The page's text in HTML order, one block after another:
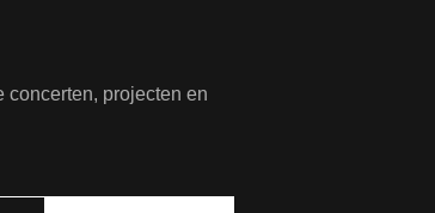
concerten, projecten en